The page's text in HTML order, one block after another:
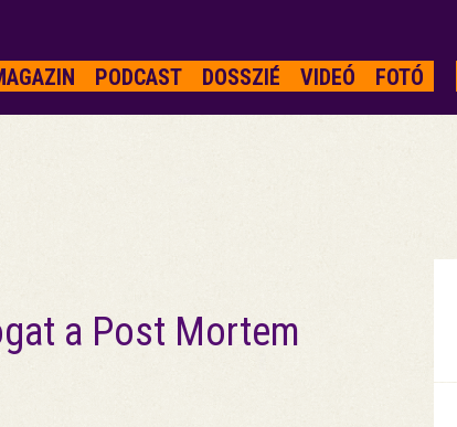
PODCAST DOSSZIÉ VIDEÓ FOTÓ
a Post Mortem